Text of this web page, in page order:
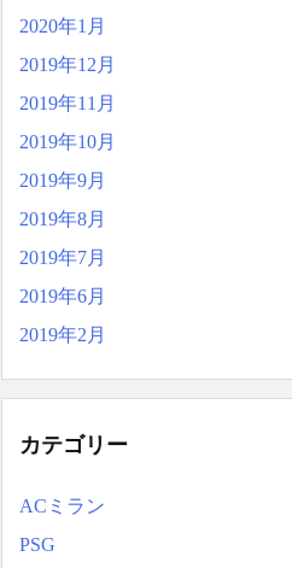
2020年1月
2019年12月
2019年11月
2019年10月
2019年9月
2019年8月
2019年7月
2019年6月
2019年2月
カテゴリー
ACミラン
PSG